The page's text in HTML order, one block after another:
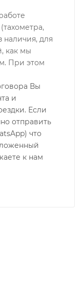
для
как мы
При этом
Вы
и
Если
отправить
что
к нам